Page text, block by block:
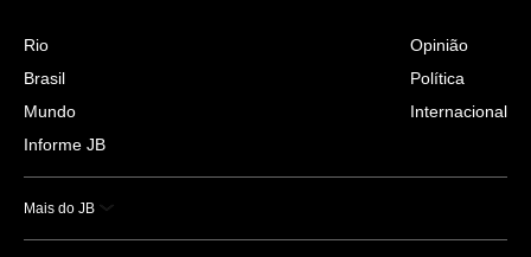
Rio
Brasil
Mundo
Informe JB
Opinião
Política
Internacional
Mais do JB
Esportes